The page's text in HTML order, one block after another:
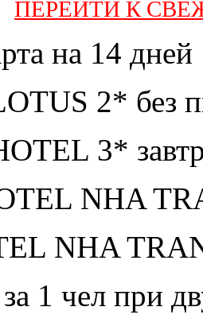
ПЕРЕЙТИ К
на 14 дней
2* без
3*
NHA
NHA
1 чел при